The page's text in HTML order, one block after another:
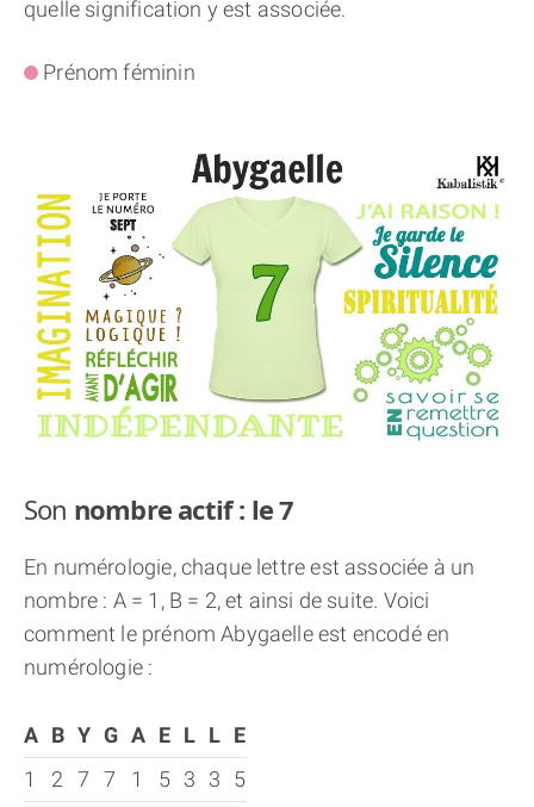
quelle signification y est associée.
Prénom féminin
Son nombre actif : le 7
En numérologie, chaque lettre est associée à un
nombre : A = 1, B = 2, et ainsi de suite. Voici
comment le prénom Abygaelle est encodé en
numérologie :
A B Y G A E L L E
1
2 7 7 1 5 3 3 5
THÈME TEMPOREL
THÈME « DOUBLE JE »
APPRENDRE LA NUMÉROLOGIE
EXPLORER LA NUMÉROLOGIE
70.000 PRÉNOMS
(À PROPOS)